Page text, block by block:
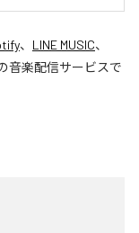
、 LINE MUSIC、
音楽配信サービスで